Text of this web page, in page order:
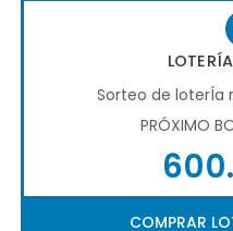
Sorteo de loterÍa
PRÓXIMO
COMPRAR